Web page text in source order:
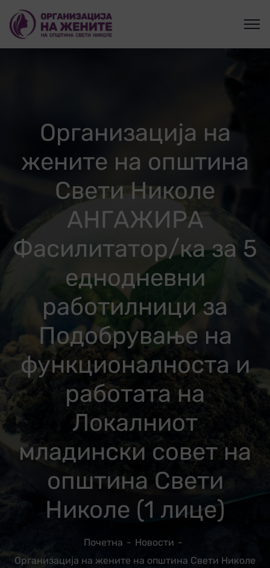
Организација на
жените на општина
Свети Николе
АНГАЖИРА
Фасилитатор/ка за 5
еднодневни
работилници за
Подобрување на
функционалноста и
работата на
Локалниот
младински совет на
општина Свети
Николе (1 лице)
Почетна
Новости
Организација на жените на општина Свети Николе